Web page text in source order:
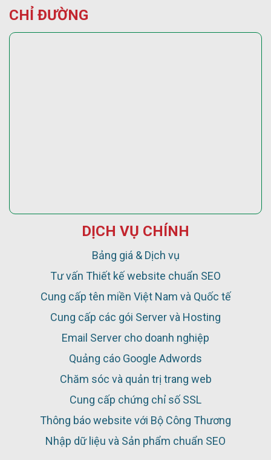
CHỈ ĐƯỜNG
DỊCH VỤ CHÍNH
Bảng giá & Dịch vụ
Tư vấn Thiết kế website chuẩn SEO
Cung cấp tên miền Việt Nam và Quốc tế
Cung cấp các gói Server và Hosting
Email Server cho doanh nghiệp
Quảng cáo Google Adwords
Chăm sóc và quản trị trang web
Cung cấp chứng chỉ số SSL
Thông báo website với Bộ Công Thương
Nhập dữ liệu và Sản phẩm chuẩn SEO